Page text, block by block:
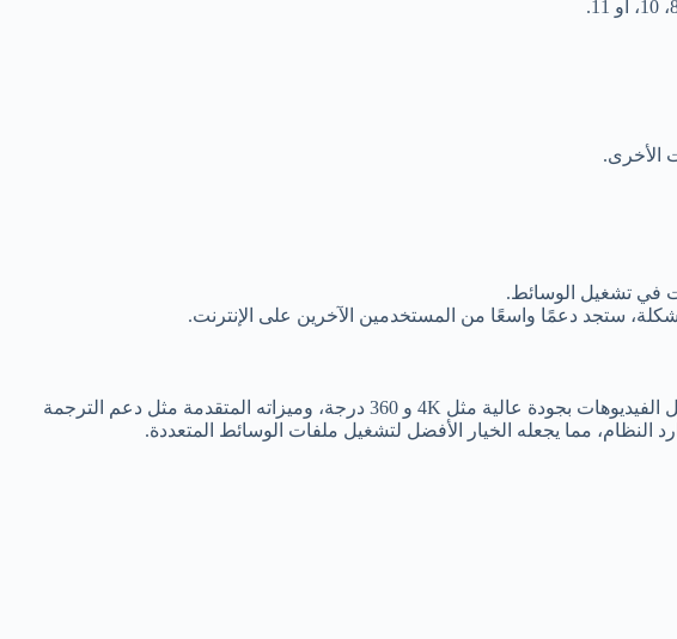
الأخرى.
في تشغيل الوسائط.
ستجد دعمًا واسعًا من المستخدمين الآخرين على الإنترنت.
خيارًا مثاليًا لكل من يبحث عن مشغل وسائط متكامل وقوي. بفضل دعمه لمجموعة واسعة من الصيغ، تشغيل الفيديوهات بجودة عالية مثل 4K و 360 درجة، وميزاته المتقدمة مثل دعم الترجمة
النظام، مما يجعله الخيار الأفضل لتشغيل ملفات الوسائط المتعددة.